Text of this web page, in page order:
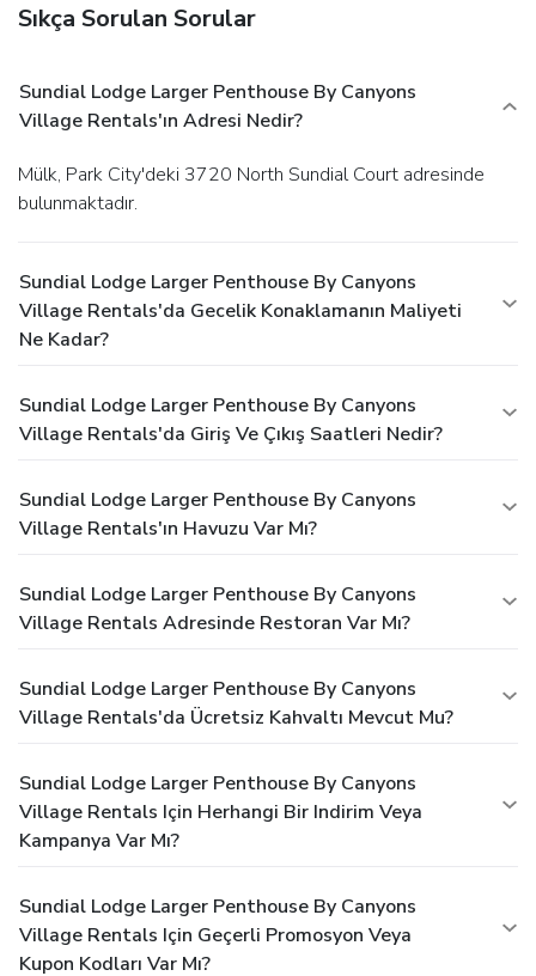
Sıkça Sorulan Sorular
Sundial Lodge Larger Penthouse By Canyons
Village Rentals'ın Adresi Nedir?
Mülk, Park City'deki 3720 North Sundial Court adresinde
bulunmaktadır.
Sundial Lodge Larger Penthouse By Canyons
Village Rentals'da Gecelik Konaklamanın Maliyeti
Ne Kadar?
Sundial Lodge Larger Penthouse By Canyons
Village Rentals'da Giriş Ve Çıkış Saatleri Nedir?
Sundial Lodge Larger Penthouse By Canyons
Village Rentals'ın Havuzu Var Mı?
Sundial Lodge Larger Penthouse By Canyons
Village Rentals Adresinde Restoran Var Mı?
Sundial Lodge Larger Penthouse By Canyons
Village Rentals'da Ücretsiz Kahvaltı Mevcut Mu?
Sundial Lodge Larger Penthouse By Canyons
Village Rentals Için Herhangi Bir Indirim Veya
Kampanya Var Mı?
Sundial Lodge Larger Penthouse By Canyons
Village Rentals Için Geçerli Promosyon Veya
Kupon Kodları Var Mı?